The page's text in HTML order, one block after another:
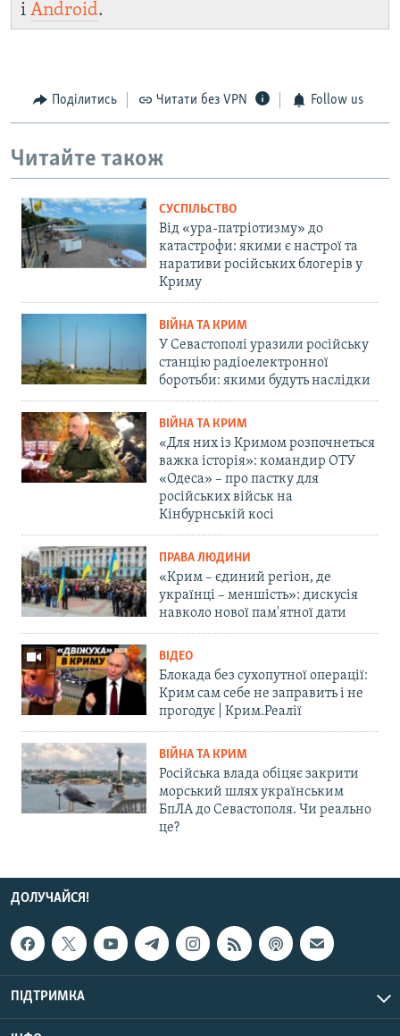
і Android.
Поділитись Читати без VPN Follow us
Читайте також
СУСПІЛЬСТВО
Від «ура-патріотизму» до
катастрофи: якими є настрої та
наративи російських блогерів у
Криму
ВІЙНА ТА КРИМ
У Севастополі уразили російську
станцію радіоелектронної
боротьби: якими будуть наслідки
ВІЙНА ТА КРИМ
«Для них із Кримом розпочнеться
важка історія»: командир ОТУ
«Одеса» – про пастку для
російських військ на
Кінбурнській косі
ПРАВА ЛЮДИНИ
«Крим – єдиний регіон, де
українці – меншість»: дискусія
навколо нової пам'ятної дати
ВІДЕО
Блокада без сухопутної операції:
Крим сам себе не заправить і не
прогодує | Крим.Реалії
ВІЙНА ТА КРИМ
Російська влада обіцяє закрити
морський шлях українським
БпЛА до Севастополя. Чи реально
це?
ДОЛУЧАЙСЯ!
ПІДТРИМКА